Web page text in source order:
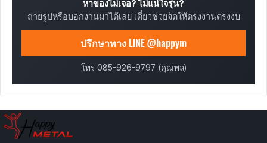
หาของไม่เจอ? ไม่แน่ใจรุ่น?
ถ่ายรูปหรือบอกงานมาได้เลย เดี๋ยวช่วยจัดให้ตรงงานตรงงบ
ปรึกษาทาง LINE @happym
โทร 085-926-9797 (คุณพล)